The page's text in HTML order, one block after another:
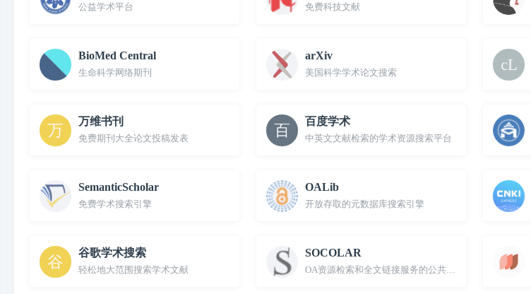
公益学术平台 免费科技文献
BioMed Central
生命科学网络期刊
arXiv
美国科学学术论文搜索
万维书刊
免费期刊大全论文投稿发表
百度学术
中英文文献检索的学术资源搜索平台
SemanticScholar
免费学术搜索引擎
OALib
开放存取的元数据库搜索引擎
谷歌学术搜索
轻松地大范围搜索学术文献
SOCOLAR
OA资源检索和全文链接服务的公共服务平台